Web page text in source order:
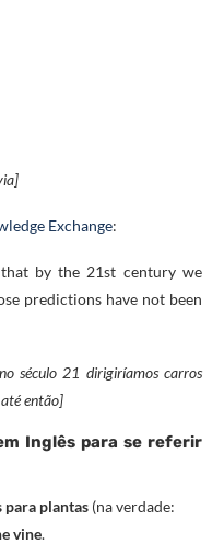
Exchange:
by the 21st century we
predictions have not been
século 21 dirigiríamos carros
então]
Inglês para se referir
para plantas (na verdade:
vine.